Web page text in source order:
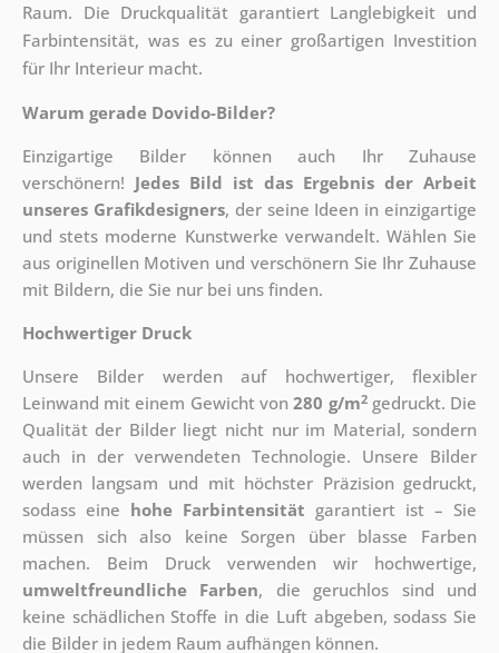
Raum. Die Druckqualität garantiert Langlebigkeit und
Farbintensität, was es zu einer großartigen Investition
für Ihr Interieur macht.
Warum gerade Dovido-Bilder?
Einzigartige Bilder können auch Ihr Zuhause
verschönern! Jedes Bild ist das Ergebnis der Arbeit
unseres Grafikdesigners, der seine Ideen in einzigartige
und stets moderne Kunstwerke verwandelt. Wählen Sie
aus originellen Motiven und verschönern Sie Ihr Zuhause
mit Bildern, die Sie nur bei uns finden.
Hochwertiger Druck
Unsere Bilder werden auf hochwertiger, flexibler
Leinwand mit einem Gewicht von280 g/m2gedruckt. Die
Qualität der Bilder liegt nicht nur im Material, sondern
auch in der verwendeten Technologie. Unsere Bilder
werden langsam und mit höchster Präzision gedruckt,
sodass eine hohe Farbintensität garantiert ist – Sie
müssen sich also keine Sorgen über blasse Farben
machen. Beim Druck verwenden wir hochwertige,
umweltfreundliche Farben, die geruchlos sind und
keine schädlichen Stoffe in die Luft abgeben, sodass Sie
die Bilder in jedem Raum aufhängen können.